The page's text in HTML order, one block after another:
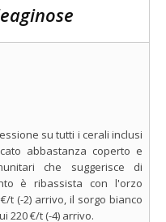
su tutti i cerali inclusi
abbastanza coperto e
che suggerisce di
è ribassista con l'orzo
t (-2) arrivo, il sorgo bianco
220 €/t (-4) arrivo.